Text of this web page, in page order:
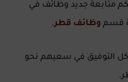
متابعة جديد وظائف في
قسم وظائف قطر.
كل التوفيق في سعيهم نحو